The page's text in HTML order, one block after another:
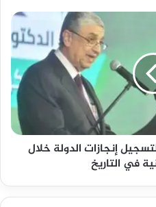
إنجازات الدولة خلال
في التاريخ